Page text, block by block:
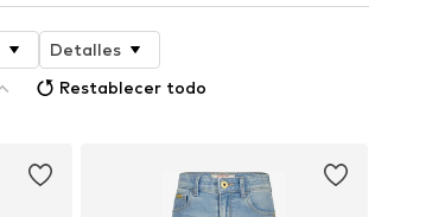
Detalles
Restablecer todo